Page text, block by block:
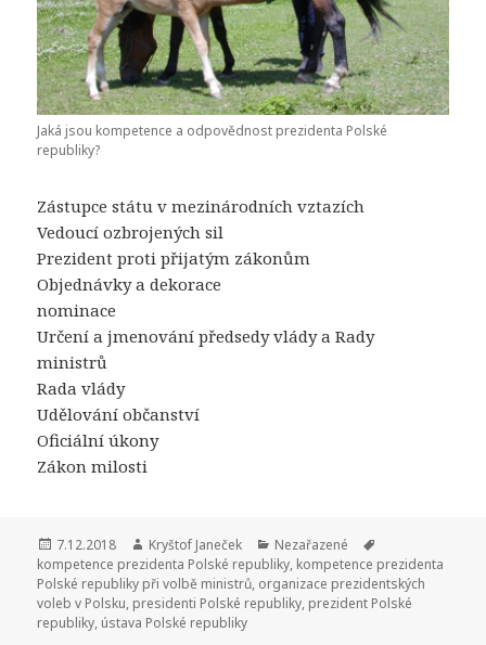
Jaká jsou kompetence a odpovědnost prezidenta Polské
republiky?
Zástupce státu v mezinárodních vztazích
Vedoucí ozbrojených sil
Prezident proti přijatým zákonům
Objednávky a dekorace
nominace
Určení a jmenování předsedy vlády a Rady
ministrů
Rada vlády
Udělování občanství
Oficiální úkony
Zákon milosti
Publikováno:
7.12.2018 Autor:
Kryštof Janeček Rubriky:
Nezařazené
kompetence prezidenta Polské republiky, kompetence prezidenta
Polské republiky při volbě ministrů, organizace prezidentských
voleb v Polsku, presidenti Polské republiky, prezident Polské
republiky, ústava Polské republiky